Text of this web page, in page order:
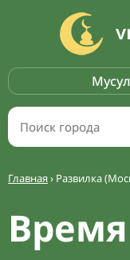
Главная› Развилка